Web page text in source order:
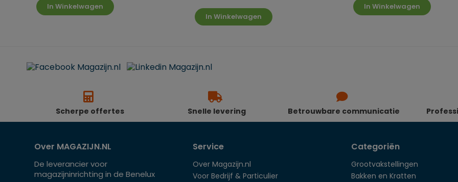
In Winkelwagen
In Winkelwagen
In Winkelwagen
Scherpe offertes Snelle levering Betrouwbare communicatie
Over MAGAZIJN.NL
De leverancier voor
magazijninrichting in de Benelux
Service
Over Magazijn.nl
Voor Bedrijf & Particulier
Categoriën
Grootvakstellingen
Bakken en Kratten